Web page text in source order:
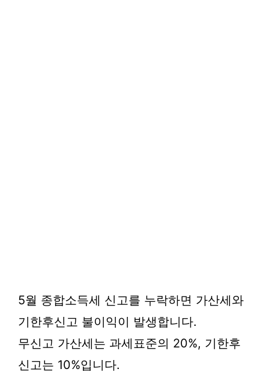
5월 종합소득세 신고를 누락하면 가산세와
기한후신고 불이익이 발생합니다.
무신고 가산세는 과세표준의 20%, 기한후
신고는 10%입니다.